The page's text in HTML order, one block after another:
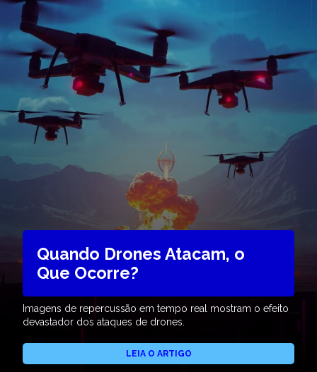
Quando Drones Atacam, o
Que Ocorre?
Imagens de repercussão em tempo real mostram o efeito
devastador dos ataques de drones.
LEIA O ARTIGO